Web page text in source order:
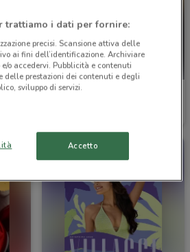
Agenzia VeraStore
trattiamo i dati per fornire:
precisi. Scansione attiva delle
ai fini dell’identificazione. Archiviare
o accedervi. Pubblicità e contenuti
delle prestazioni dei contenuti e degli
sviluppo di servizi.
Accetto